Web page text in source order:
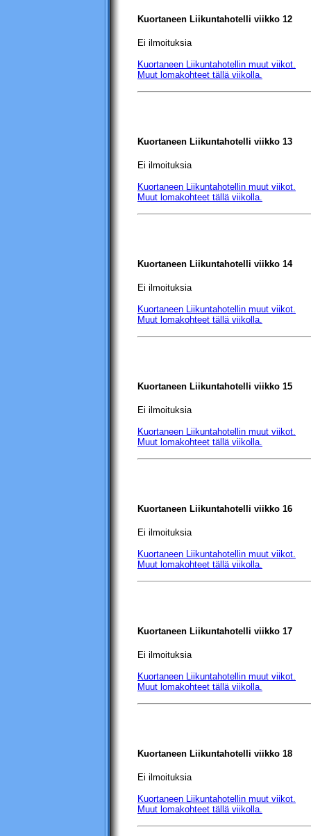
Kuortaneen Liikuntahotelli viikko 12
Ei ilmoituksia
Kuortaneen Liikuntahotellin muut viikot.
Muut lomakohteet tällä viikolla.
Kuortaneen Liikuntahotelli viikko 13
Ei ilmoituksia
Kuortaneen Liikuntahotellin muut viikot.
Muut lomakohteet tällä viikolla.
Kuortaneen Liikuntahotelli viikko 14
Ei ilmoituksia
Kuortaneen Liikuntahotellin muut viikot.
Muut lomakohteet tällä viikolla.
Kuortaneen Liikuntahotelli viikko 15
Ei ilmoituksia
Kuortaneen Liikuntahotellin muut viikot.
Muut lomakohteet tällä viikolla.
Kuortaneen Liikuntahotelli viikko 16
Ei ilmoituksia
Kuortaneen Liikuntahotellin muut viikot.
Muut lomakohteet tällä viikolla.
Kuortaneen Liikuntahotelli viikko 17
Ei ilmoituksia
Kuortaneen Liikuntahotellin muut viikot.
Muut lomakohteet tällä viikolla.
Kuortaneen Liikuntahotelli viikko 18
Ei ilmoituksia
Kuortaneen Liikuntahotellin muut viikot.
Muut lomakohteet tällä viikolla.